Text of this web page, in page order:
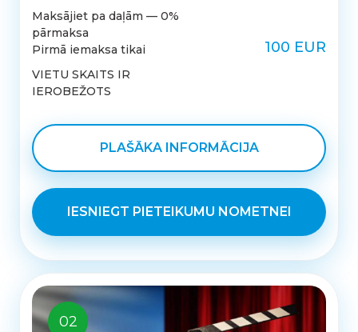
Maksājiet pa daļām — 0%
pārmaksa
Pirmā iemaksa tikai
100 EUR
VIETU SKAITS IR
IEROBEŽOTS
PLAŠĀKA INFORMĀCIJA
IESNIEGT PIETEIKUMU NOMETNEI
02